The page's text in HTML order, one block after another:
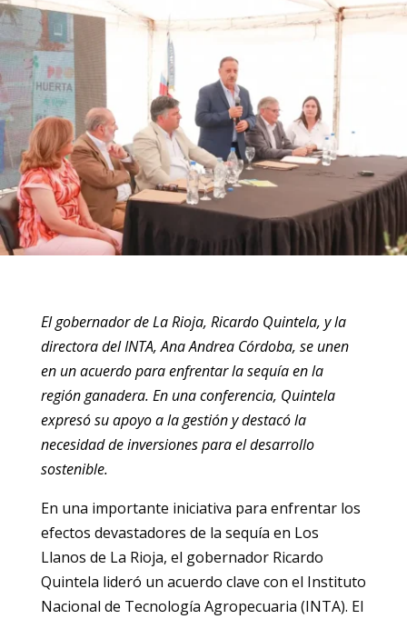
El gobernador de La Rioja, Ricardo Quintela, y la
directora del INTA, Ana Andrea Córdoba, se unen
en un acuerdo para enfrentar la sequía en la
región ganadera. En una conferencia, Quintela
expresó su apoyo a la gestión y destacó la
necesidad de inversiones para el desarrollo
sostenible.
En una importante iniciativa para enfrentar los
efectos devastadores de la sequía en Los
Llanos de La Rioja, el gobernador Ricardo
Quintela lideró un acuerdo clave con el Instituto
Nacional de Tecnología Agropecuaria (INTA). El